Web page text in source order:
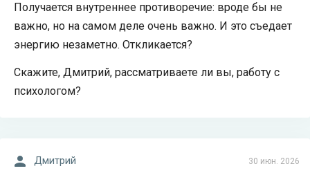
Получается внутреннее противоречие: вроде бы не
важно, но на самом деле очень важно. И это съедает
энергию незаметно. Откликается?
Скажите, Дмитрий, рассматриваете ли вы, работу с
психологом?
30 июн. 2026
Дмитрий